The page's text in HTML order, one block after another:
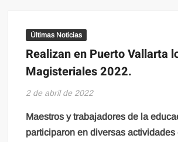
Últimas Noticias
Realizan en Puerto Vallarta
Magisteriales 2022.
2 de abril de 2022
Maestros y trabajadores de la
participaron en diversas actividades